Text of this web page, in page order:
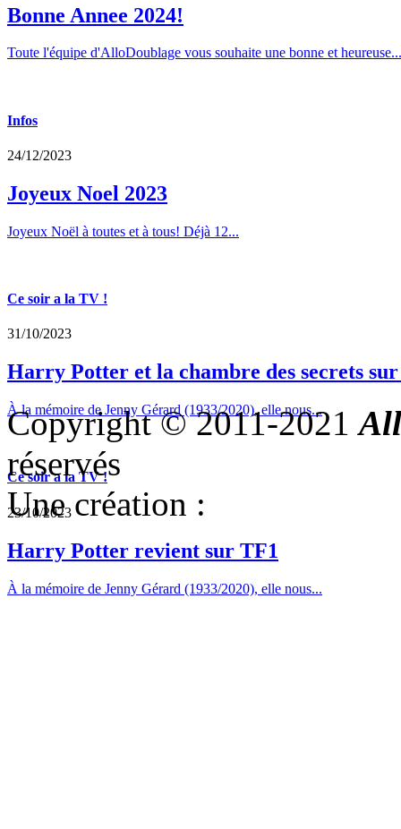
Bonne Annee 2024!
Toute l'équipe d'AlloDoublage vous souhaite une bonne et heureuse...
Infos
24/12/2023
Joyeux Noel 2023
Joyeux Noël à toutes et à tous! Déjà 12...
Ce soir a la TV !
31/10/2023
Harry Potter et la chambre des secrets
À la mémoire de Jenny Gérard (1933/2020), elle nous...
Ce soir a la TV !
23/10/2023
Harry Potter revient sur TF1
À la mémoire de Jenny Gérard (1933/2020), elle nous...
Copyright © 2011-2021
réservés
Une création :